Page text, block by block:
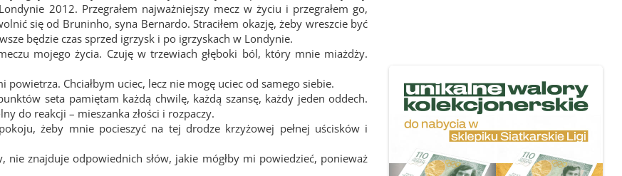
2012. Przegrałem najważniejszy mecz w życiu i przegrałem go,
się od Bruninho, syna Bernardo. Straciłem okazję, żeby wreszcie być
będzie czas sprzed igrzysk i po igrzyskach w Londynie.
mojego życia. Czuję w trzewiach głęboki ból, który mnie miażdży.
Chciałbym uciec, lecz nie mogę uciec od samego siebie.
seta pamiętam każdą chwilę, każdą szansę, każdy jeden oddech.
do reakcji – mieszanka złości i rozpaczy.
żeby mnie pocieszyć na tej drodze krzyżowej pełnej uścisków i
znajduje odpowiednich słów, jakie mógłby mi powiedzieć, ponieważ